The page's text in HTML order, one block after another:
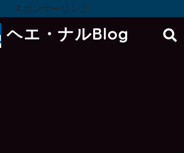
スポンサーリンク
ヘエ・ナルBlog